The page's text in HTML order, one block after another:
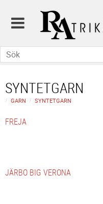
SYNTETGARN
GARN SYNTETGARN
FREJA
JÄRBO BIG VERONA